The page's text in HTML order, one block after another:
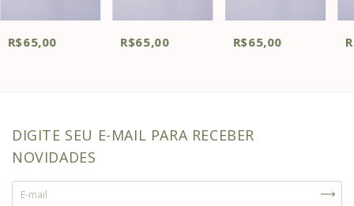
R$65,00 R$65,00 R$65,00
DIGITE SEU E-MAIL PARA RECEBER
NOVIDADES